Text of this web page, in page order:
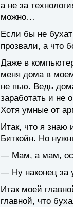
а не за
можно…
Если бы не
прозвали, а что
Даже в
меня дома в
не пью. Ведь
заработать и не
Хотя умные от
Итак, что я знаю
Биткойн. Но
— Мам, а мам,
— Ну наконец за
Итак моей
главной, что